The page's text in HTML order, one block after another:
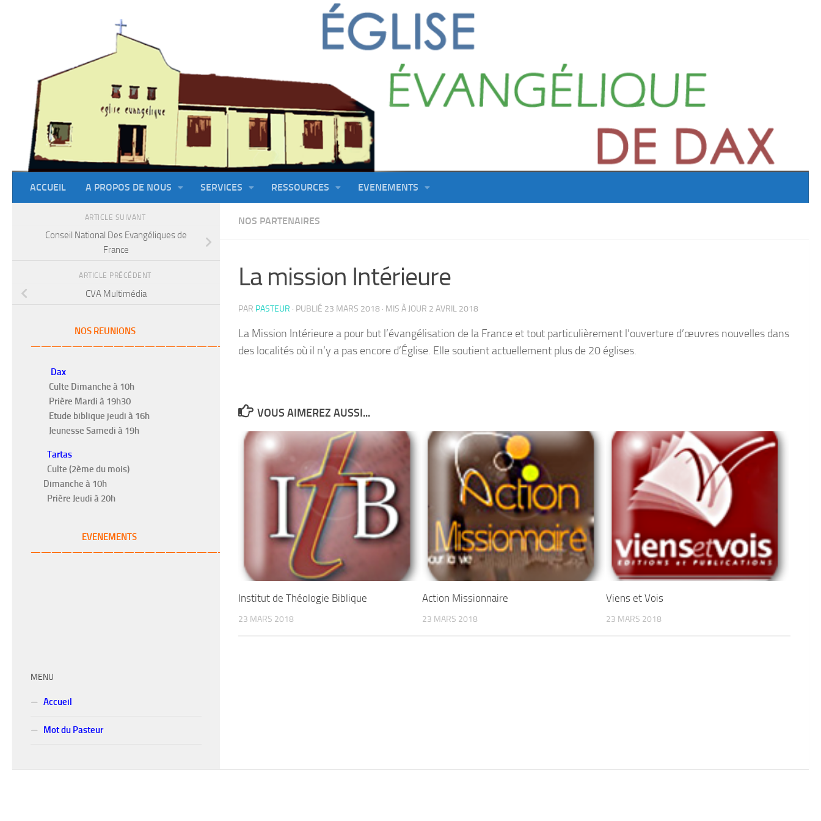
ACCUEIL A PROPOS DE NOUS SERVICES RESSOURCES EVENEMENTS
NOS PARTENAIRES
La mission Intérieure
PAR PASTEUR · PUBLIÉ 23 MARS 2018 · MIS À JOUR 2 AVRIL 2018
La Mission Intérieure a pour but l’évangélisation de la France et tout particulièrement l’ouverture d’œuvres nouvelles dans
des localités où il n’y a pas encore d’Église. Elle soutient actuellement plus de 20 églises.
VOUS AIMEREZ AUSSI...
Institut de Théologie Biblique
23 MARS 2018
Action Missionnaire
23 MARS 2018
Viens et Vois
23 MARS 2018
ARTICLE SUIVANT
Conseil National Des Evangéliques de
France
ARTICLE PRÉCÉDENT
CVA Multimédia
NOS REUNIONS
———————————————————–
Dax
Culte Dimanche à 10h
Prière Mardi à 19h30
Etude biblique jeudi à 16h
Jeunesse Samedi à 19h
Tartas
Culte (2ème du mois)
Dimanche à 10h
Prière Jeudi à 20h
EVENEMENTS
———————————————————-
MENU
Accueil
Mot du Pasteur